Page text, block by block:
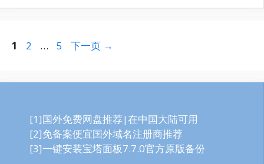
页
1
页
2 …
页
5 下一页 →
[1]国外免费网盘推荐|在中国大陆可用
[2]免备案便宜国外域名注册商推荐
[3]一键安装宝塔面板7.7.0官方原版备份